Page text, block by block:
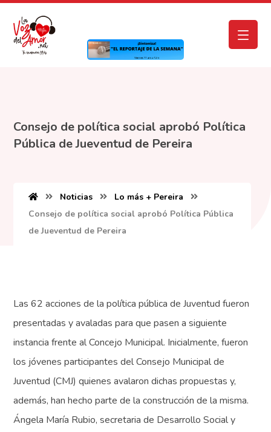
Consejo de política social aprobó Política
Pública de Jueventud de Pereira
Noticias
Lo más + Pereira
Consejo de política social aprobó Política Pública
de Jueventud de Pereira
Las 62 acciones de la política pública de Juventud fueron
presentadas y avaladas para que pasen a siguiente
instancia frente al Concejo Municipal. Inicialmente, fueron
los jóvenes participantes del Consejo Municipal de
Juventud (CMJ) quienes avalaron dichas propuestas y,
además, han hecho parte de la construcción de la misma.
Ángela María Rubio, secretaria de Desarrollo Social y